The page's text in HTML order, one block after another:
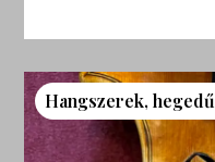
Hangszerek,hegedű